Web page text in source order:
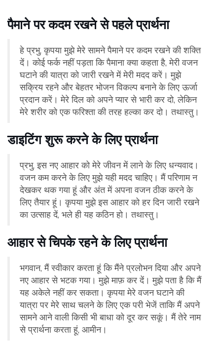
पैमाने पर कदम रखने से पहले प्रार्थना
हे प्रभु, कृपया मुझे मेरे सामने पैमाने पर कदम रखने की शक्ति
दें। कोई फर्क नहीं पड़ता कि पैमाना क्या कहता है, मेरी वजन
घटाने की यात्रा को जारी रखने में मेरी मदद करें। मुझे
सक्रिय रहने और बेहतर भोजन विकल्प बनाने के लिए ऊर्जा
प्रदान करें। मेरे दिल को अपने प्यार से भारी कर दो, लेकिन
मेरे शरीर को एक फरिश्ता की तरह हल्का कर दो। तथास्तु।
डाइटिंग शुरू करने के लिए प्रार्थना
प्रभु, इस नए आहार को मेरे जीवन में लाने के लिए धन्यवाद।
वजन कम करने के लिए मुझे यही मदद चाहिए। मैं परिणाम न
देखकर थक गया हूं और अंत में अपना वजन ठीक करने के
लिए तैयार हूं। कृपया मुझे इस आहार को हर दिन जारी रखने
का उत्साह दें, भले ही यह कठिन हो। तथास्तु।
आहार से चिपके रहने के लिए प्रार्थना
भगवान, मैं स्वीकार करता हूं कि मैंने प्रलोभन दिया और अपने
नए आहार से भटक गया। मुझे माफ़ कर दें। मुझे पता है कि मैं
यह अकेले नहीं कर सकता। कृपया मेरे वजन घटाने की
यात्रा पर मेरे साथ चलने के लिए एक परी भेजें ताकि मैं अपने
सामने आने वाली किसी भी बाधा को दूर कर सकूं। मैं तेरे नाम
से प्रार्थना करता हूं, आमीन।